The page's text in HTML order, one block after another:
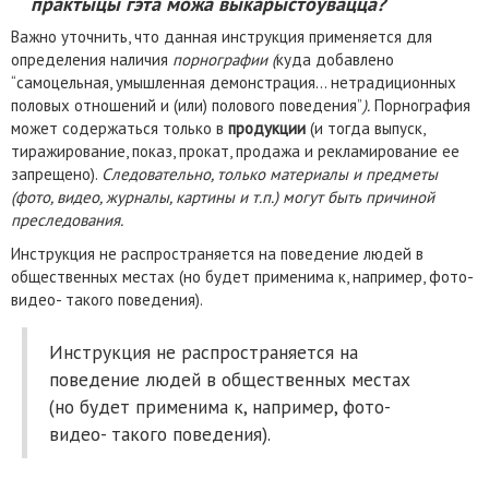
Важно уточнить, что данная инструкция применяется для
определения наличия порнографии (куда добавлено
“самоцельная, умышленная демонстрация… нетрадиционных
половых отношений и (или) полового поведения”). Порнография
может содержаться только в продукции (и тогда выпуск,
тиражирование, показ, прокат, продажа и рекламирование ее
запрещено). Следовательно, только материалы и предметы
(фото, видео, журналы, картины и т.п.) могут быть причиной
преследования.
Инструкция не распространяется на поведение людей в
общественных местах (но будет применима к, например, фото-
видео- такого поведения).
Инструкция не распространяется на
поведение людей в общественных местах
(но будет применима к, например, фото-
видео- такого поведения).